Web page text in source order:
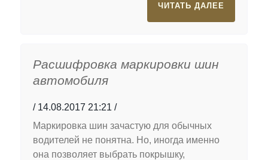
ЧИТАТЬ ДАЛЕЕ
Расшифровка маркировки шин
автомобиля
14.08.2017 21:21
Маркировка шин зачастую для обычных
водителей не понятна. Но, иногда именно
она позволяет выбрать покрышку,